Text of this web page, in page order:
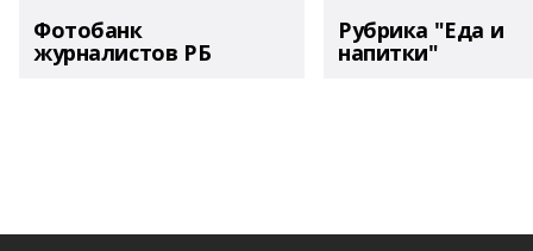
Фотобанк
журналистов РБ
Рубрика "Еда и
напитки"